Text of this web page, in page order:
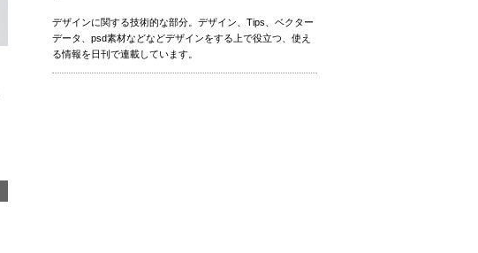
デザインに関する技術的な部分。デザイン、Tips、ベクター
データ、psd素材などなどデザインをする上で役立つ、使え
る情報を日刊で連載しています。